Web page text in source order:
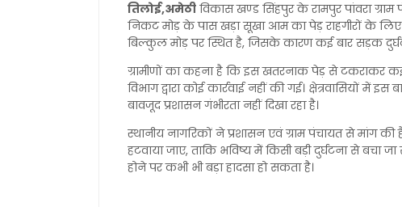
तिलोई,अमेठी विकास खण्ड सिंहपुर के रामपुर पांवरा
निकट मोड़ के पास खड़ा सूखा आम का पेड़ राहगीरों के
बिल्कुल मोड़ पर स्थित है, जिसके कारण कई बार सड़क
ग्रामीणों का कहना है कि इस खतरनाक पेड़ से
विभाग द्वारा कोई कार्रवाई नहीं की गई। क्षेत्रवासियों में
बावजूद प्रशासन गंभीरता नहीं दिखा रहा है।
स्थानीय नागरिकों ने प्रशासन एवं ग्राम पंचायत से मांग
हटवाया जाए, ताकि भविष्य में किसी बड़ी दुर्घटना से बचा
होने पर कभी भी बड़ा हादसा हो सकता है।